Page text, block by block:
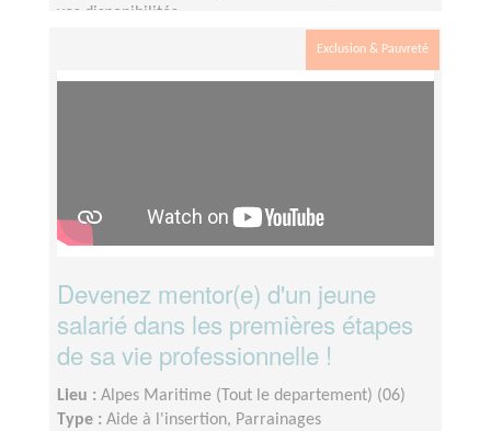
vos disponibilités
Exclusion & Pauvreté
Devenez mentor(e) d'un jeune
salarié dans les premières étapes
de sa vie professionnelle !
Lieu : Alpes Maritime (Tout le departement) (06)
Type : Aide à l'insertion, Parrainages